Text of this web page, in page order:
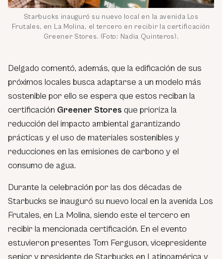
Starbucks inauguró su nuevo local en la avenida Los
Frutales, en La Molina, el tercero en recibir la certificación
Greener Stores. (Foto: Nadia Quinteros).
Delgado comentó, además, que la edificación de sus
próximos locales busca adaptarse a un modelo más
sostenible por ello se espera que estos reciban la
certificación Greener Stores que prioriza la
reducción del impacto ambiental garantizando
prácticas y el uso de materiales sostenibles y
reducciones en las emisiones de carbono y el
consumo de agua.
Durante la celebración por las dos décadas de
Starbucks se inauguró su nuevo local en la avenida Los
Frutales, en La Molina, siendo este el tercero en
recibir la mencionada certificación. En el evento
estuvieron presentes Tom Ferguson, vicepresidente
senior y presidente de Starbucks en Latinoamérica y